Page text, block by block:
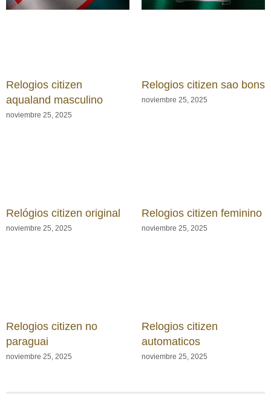
Relogios citizen
aqualand masculino
noviembre 25, 2025
Relogios citizen sao bons
noviembre 25, 2025
Relógios citizen original
noviembre 25, 2025
Relogios citizen feminino
noviembre 25, 2025
Relogios citizen no
paraguai
noviembre 25, 2025
Relogios citizen
automaticos
noviembre 25, 2025